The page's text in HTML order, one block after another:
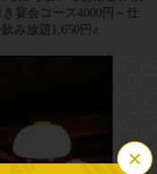
宴会コース4000円～仕
み放題1,650円♪
する